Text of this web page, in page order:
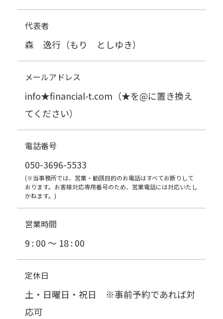
代表者
森 逸行（もり としゆき）
メールアドレス
info★financial-t.com（★を@に置き換え
てください）
電話番号
050-3696-5533
(※当事務所では、営業・勧誘目的のお電話はすべてお断りして
おります。お客様対応専用番号のため、営業電話には対応いたし
かねます。)
営業時間
9 : 00 〜 18 : 00
定休日
土・日曜日・祝日 ※事前予約であれば対
応可